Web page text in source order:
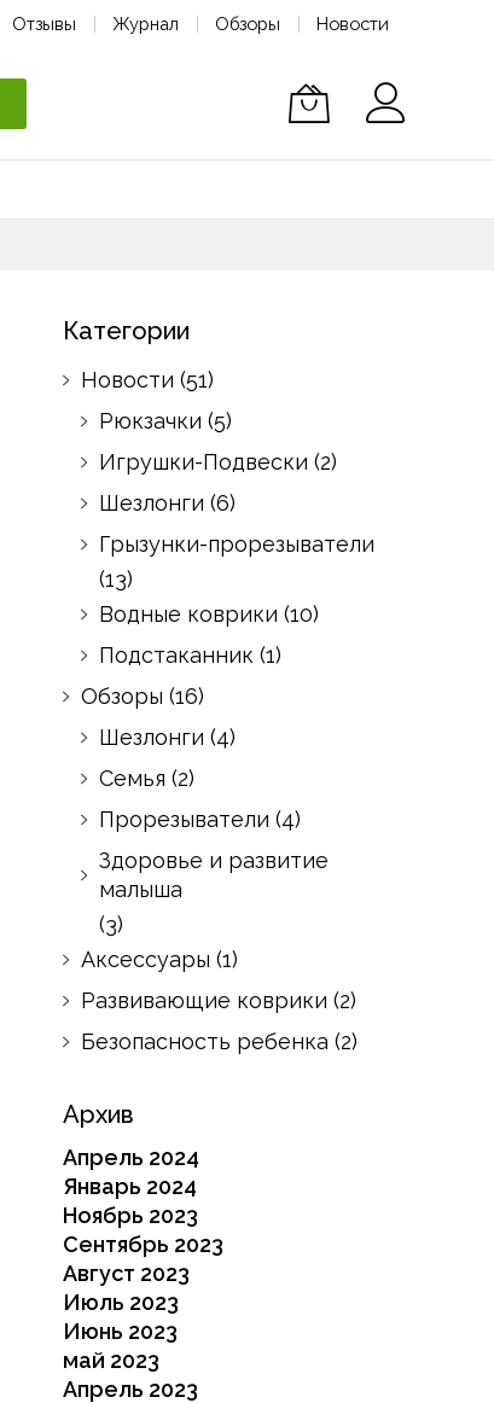
Отзывы Журнал Обзоры Новости
Категории
Новости (51)
Рюкзачки (5)
Игрушки-Подвески (2)
Шезлонги (6)
Грызунки-прорезыватели
(13)
Водные коврики (10)
Подстаканник (1)
Обзоры (16)
Шезлонги (4)
Семья (2)
Прорезыватели (4)
Здоровье и развитие
малыша
(3)
Аксессуары (1)
Развивающие коврики (2)
Безопасность ребенка (2)
Архив
Апрель 2024
Январь 2024
Ноябрь 2023
Сентябрь 2023
Август 2023
Июль 2023
Июнь 2023
май 2023
Апрель 2023